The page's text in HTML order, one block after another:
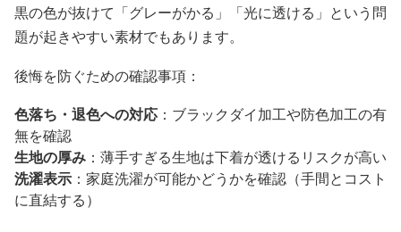
黒の色が抜けて「グレーがかる」「光に透ける」という問
題が起きやすい素材でもあります。
後悔を防ぐための確認事項：
色落ち・退色への対応 ：ブラックダイ加工や防色加工の有
無を確認
生地の厚み ：薄手すぎる生地は下着が透けるリスクが高い
洗濯表示 ：家庭洗濯が可能かどうかを確認（手間とコスト
に直結する）